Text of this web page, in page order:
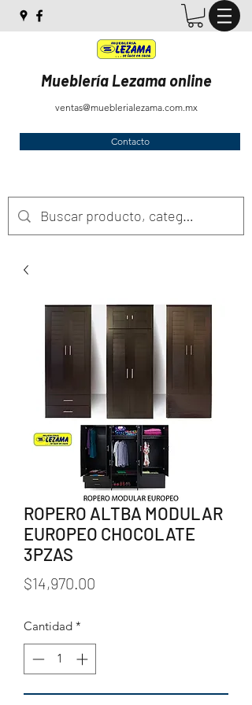
Mueblería Lezama online
ventas@mueblerialezama.com.mx
Contacto
ROPERO ALTBA MODULAR
EUROPEO CHOCOLATE
3PZAS
$14,970.00
Cantidad *